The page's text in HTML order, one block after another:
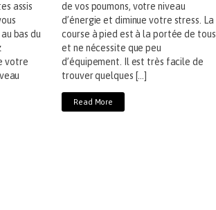
assis
bas du
votre
de vos poumons, votre niveau
d’énergie et diminue votre stress. La
course à pied est à la portée de tous
et ne nécessite que peu
d’équipement. Il est très facile de
trouver quelques […]
Read More